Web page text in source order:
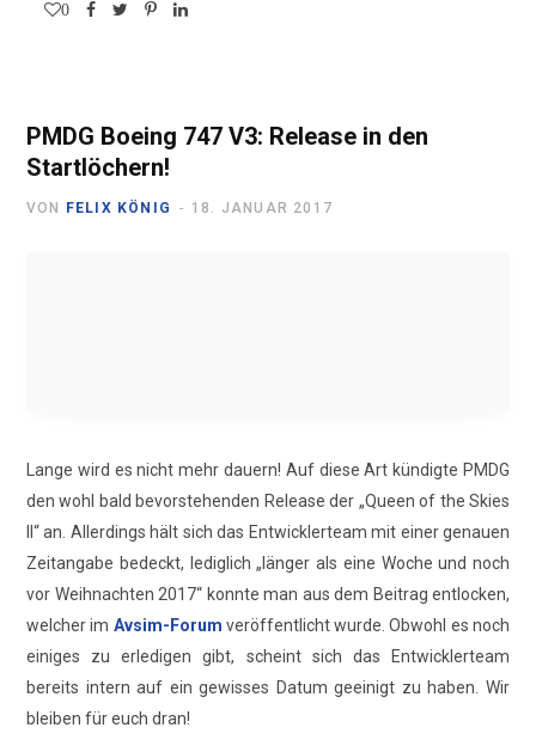
0
PMDG Boeing 747 V3: Release in den
Startlöchern!
VON FELIX KÖNIG 18. JANUAR 2017
Lange wird es nicht mehr dauern! Auf diese Art kündigte PMDG
den wohl bald bevorstehenden Release der „Queen of the Skies
II“ an. Allerdings hält sich das Entwicklerteam mit einer genauen
Zeitangabe bedeckt, lediglich „länger als eine Woche und noch
vor Weihnachten 2017“ konnte man aus dem Beitrag entlocken,
welcher im Avsim-Forum veröffentlicht wurde. Obwohl es noch
einiges zu erledigen gibt, scheint sich das Entwicklerteam
bereits intern auf ein gewisses Datum geeinigt zu haben. Wir
bleiben für euch dran!